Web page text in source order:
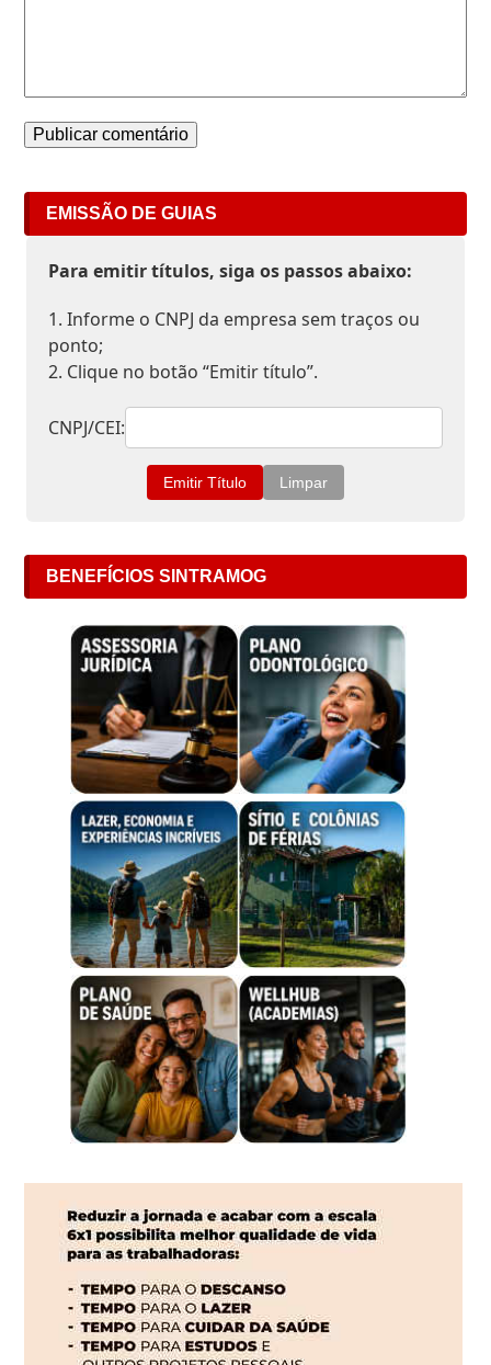
EMISSÃO DE GUIAS
Para emitir títulos, siga os passos abaixo:
1. Informe o CNPJ da empresa sem traços ou
ponto;
2. Clique no botão “Emitir título”.
CNPJ/CEI:
BENEFÍCIOS SINTRAMOG